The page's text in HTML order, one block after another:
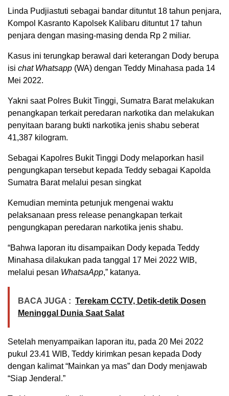
Linda Pudjiastuti sebagai bandar dituntut 18 tahun penjara,
Kompol Kasranto Kapolsek Kalibaru dituntut 17 tahun
penjara dengan masing-masing denda Rp 2 miliar.
Kasus ini terungkap berawal dari keterangan Dody berupa
isi chat Whatsapp (WA) dengan Teddy Minahasa pada 14
Mei 2022.
Yakni saat Polres Bukit Tinggi, Sumatra Barat melakukan
penangkapan terkait peredaran narkotika dan melakukan
penyitaan barang bukti narkotika jenis shabu seberat
41,387 kilogram.
Sebagai Kapolres Bukit Tinggi Dody melaporkan hasil
pengungkapan tersebut kepada Teddy sebagai Kapolda
Sumatra Barat melalui pesan singkat
Kemudian meminta petunjuk mengenai waktu
pelaksanaan press release penangkapan terkait
pengungkapan peredaran narkotika jenis shabu.
“Bahwa laporan itu disampaikan Dody kepada Teddy
Minahasa dilakukan pada tanggal 17 Mei 2022 WIB,
melalui pesan WhatsaApp,” katanya.
BACA JUGA : Terekam CCTV, Detik-detik Dosen
Meninggal Dunia Saat Salat
Setelah menyampaikan laporan itu, pada 20 Mei 2022
pukul 23.41 WIB, Teddy kirimkan pesan kepada Dody
dengan kalimat “Mainkan ya mas” dan Dody menjawab
“Siap Jenderal.”